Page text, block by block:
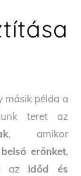
másik példa a
teret az
, amikor
belső erőnket,
az időd és